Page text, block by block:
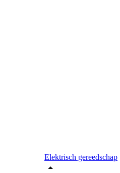
Elektrisch gereedschap